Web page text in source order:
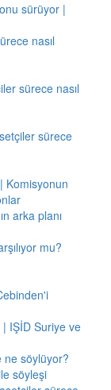
sürüyor |
nasıl
sürece nasıl
sürece
Komisyonun
arka planı
mu?
| IŞİD Suriye ve
ne söylüyor?
söyleşi